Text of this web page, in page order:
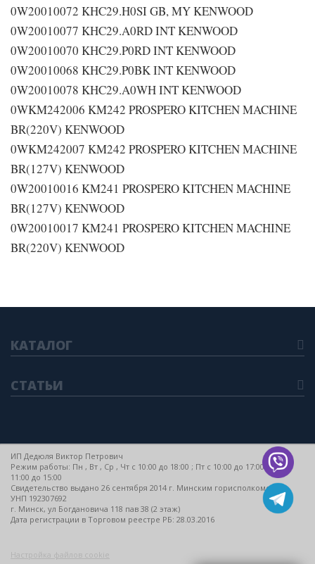
0W20010072 KHC29.H0SI GB, MY KENWOOD
0W20010077 KHC29.A0RD INT KENWOOD
0W20010070 KHC29.P0RD INT KENWOOD
0W20010068 KHC29.P0BK INT KENWOOD
0W20010078 KHC29.A0WH INT KENWOOD
0WKM242006 KM242 PROSPERO KITCHEN MACHINE
BR(220V) KENWOOD
0WKM242007 KM242 PROSPERO KITCHEN MACHINE
BR(127V) KENWOOD
0W20010016 KM241 PROSPERO KITCHEN MACHINE
BR(127V) KENWOOD
0W20010017 KM241 PROSPERO KITCHEN MACHINE
BR(220V) KENWOOD
КАТАЛОГ
СТАТЬИ
ИП Дедюля Виктор Петрович
Режим работы: Пн , Вт , Ср , Чт c 10:00 до 18:00 ; Пт c 10:00 до 17:00 ; Сб c
11:00 до 15:00
Свидетельство выдано 26 сентября 2014 г. Минским горисполкомом
УНП 192307692
г. Минск, ул Богдановича 118 пав 38 (2 этаж)
Дата регистрации в Торговом реестре РБ: 28.03.2016
Настройка файлов cookie